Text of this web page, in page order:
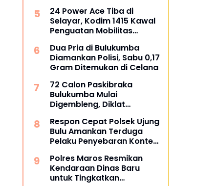
24 Power Ace Tiba di
Selayar, Kodim 1415 Kawal
Penguatan Mobilitas
Dua Pria di Bulukumba
Diamankan Polisi, Sabu 0,17
Gram Ditemukan di Celana
72 Calon Paskibraka
Bulukumba Mulai
Digembleng, Diklat
Respon Cepat Polsek Ujung
Bulu Amankan Terduga
Pelaku Penyebaran Konten
Polres Maros Resmikan
Kendaraan Dinas Baru
untuk Tingkatkan